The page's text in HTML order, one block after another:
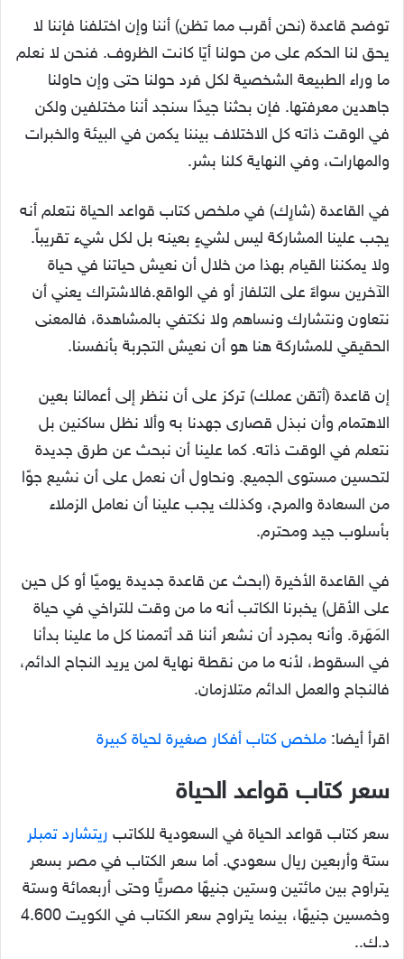
توضح قاعدة (نحن أقرب مما تظن) أننا وإن اختلفنا فإننا لا
يحق لنا الحكم على من حولنا أيّا كانت الظروف. فنحن لا نعلم
ما وراء الطبيعة الشخصية لكل فرد حولنا حتى وإن حاولنا
جاهدين معرفتها. فإن بحثنا جيدًا سنجد أننا مختلفين ولكن
في الوقت ذاته كل الاختلاف بيننا يكمن في البيئة والخبرات
والمهارات، وفي النهاية كلنا بشر.
في القاعدة (شارِك) في ملخص كتاب قواعد الحياة نتعلم أنه
يجب علينا المشاركة ليس لشيءٍ بعينه بل لكل شيء تقريباً.
ولا يمكننا القيام بهذا من خلال أن نعيش حياتنا في حياة
الآخرين سواءً على التلفاز أو في الواقع.فالاشتراك يعني أن
نتعاون ونتشارك ونساهم ولا نكتفي بالمشاهدة، فالمعنى
الحقيقي للمشاركة هنا هو أن نعيش التجربة بأنفسنا.
إن قاعدة (أتقن عملك) تركز على أن ننظر إلى أعمالنا بعين
الاهتمام وأن نبذل قصارى جهدنا به وألا نظل ساكنين بل
نتعلم في الوقت ذاته. كما علينا أن نبحث عن طرق جديدة
لتحسين مستوى الجميع. ونحاول أن نعمل على أن نشيع جوًا
من السعادة والمرح، وكذلك يجب علينا أن نعامل الزملاء
بأسلوب جيد ومحترم.
في القاعدة الأخيرة (ابحث عن قاعدة جديدة يوميًا أو كل حين
على الأقل) يخبرنا الكاتب أنه ما من وقت للتراخي في حياة
المَهَرة. وأنه بمجرد أن نشعر أننا قد أتممنا كل ما علينا بدأنا
في السقوط، لأنه ما من نقطة نهاية لمن يريد النجاح الدائم،
فالنجاح والعمل الدائم متلازمان.
اقرأ أيضا: ملخص كتاب أفكار صغيرة لحياة كبيرة
سعر كتاب قواعد الحياة
سعر كتاب قواعد الحياة في السعودية للكاتب ريتشارد تمبلر
ستة وأربعين ريال سعودي. أما سعر الكتاب في مصر بسعر
يتراوح بين مائتين وستين جنيهًا مصريًّا وحتى أربعمائة وستة
وخمسين جنيهًا، بينما يتراوح سعر الكتاب في الكويت 4.600
د.ك..